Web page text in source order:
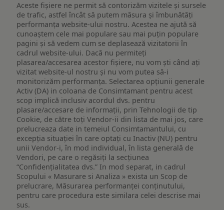
Aceste fișiere ne permit să contorizăm vizitele și sursele
de trafic, astfel încât să putem măsura și îmbunătăți
performanța website-ului nostru. Acestea ne ajută să
cunoaștem cele mai populare sau mai puțin populare
pagini și să vedem cum se deplasează vizitatorii în
cadrul website-ului. Dacă nu permiteți
plasarea/accesarea acestor fișiere, nu vom ști când ați
vizitat website-ul nostru și nu vom putea să-i
monitorizăm performanța. Selectarea opțiunii generale
Activ (DA) in coloana de Consimtamant pentru acest
scop implică inclusiv acordul dvs. pentru
plasare/accesare de informații, prin Tehnologii de tip
Cookie, de către toți Vendor-ii din lista de mai jos, care
prelucreaza date in temeiul Consimtamantului, cu
excepția situației în care optați cu Inactiv (NU) pentru
unii Vendor-i, în mod individual, în lista generală de
Vendori, pe care o regăsiți la secțiunea
“Confidențialitatea dvs.” In mod separat, in cadrul
Scopului « Masurare si Analiza » exista un Scop de
prelucrare, Măsurarea performanței conținutului,
pentru care procedura este similara celei descrise mai
sus.